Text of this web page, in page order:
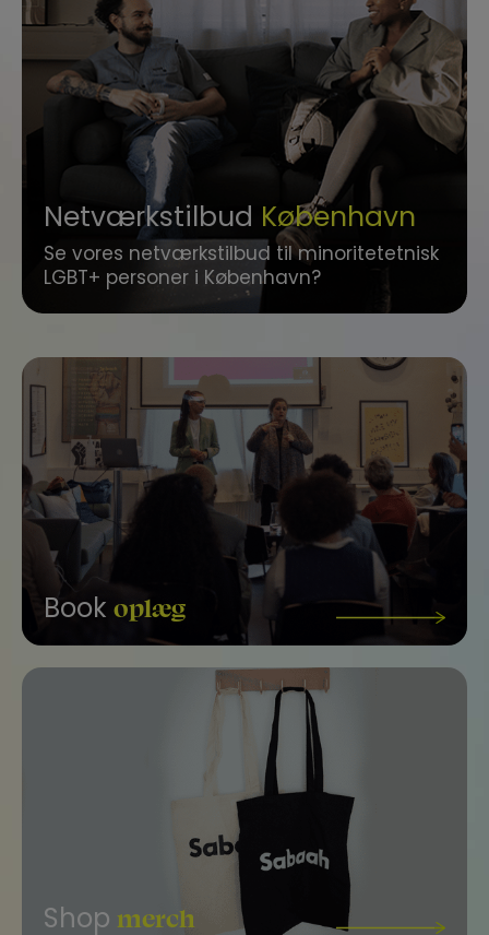
Netværkstilbud København
Se vores netværkstilbud til minoritetetnisk
LGBT+ personer i København?
Book oplæg
Shop merch